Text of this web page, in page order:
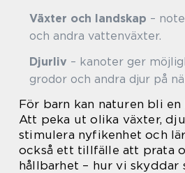
Växter och landskap –
och andra vattenväxter.
Djurliv – kanoter ger
grodor och andra djur på
För barn kan naturen bli
Att peka ut olika växter,
stimulera nyfikenhet och
också ett tillfälle att prata
hållbarhet – hur vi skyddar